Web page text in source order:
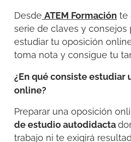
Desde ATEM Formación te
serie de claves y consejos
estudiar tu oposición
toma nota y consigue tu
¿En qué consiste estudiar
online?
Preparar una oposición
de estudio autodidacta
trabajo ni te exigirá